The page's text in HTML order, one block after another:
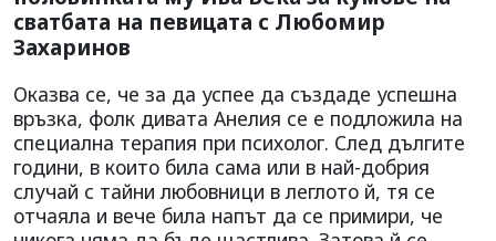
сватбата на певицата с Любомир
Захаринов
Оказва се, че за да успее да създаде успешна
връзка, фолк дивата Анелия се е подложила на
специална терапия при психолог. След дългите
години, в които била сама или в най-добрия
случай с тайни любовници в леглото й, тя се
отчаяла и вече била напът да се примири, че